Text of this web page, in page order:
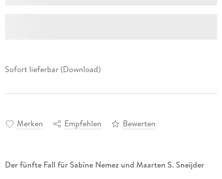
Sofort lieferbar (Download)
Merken Empfehlen Bewerten
Der fünfte Fall für Sabine Nemez und Maarten S. Sneijder